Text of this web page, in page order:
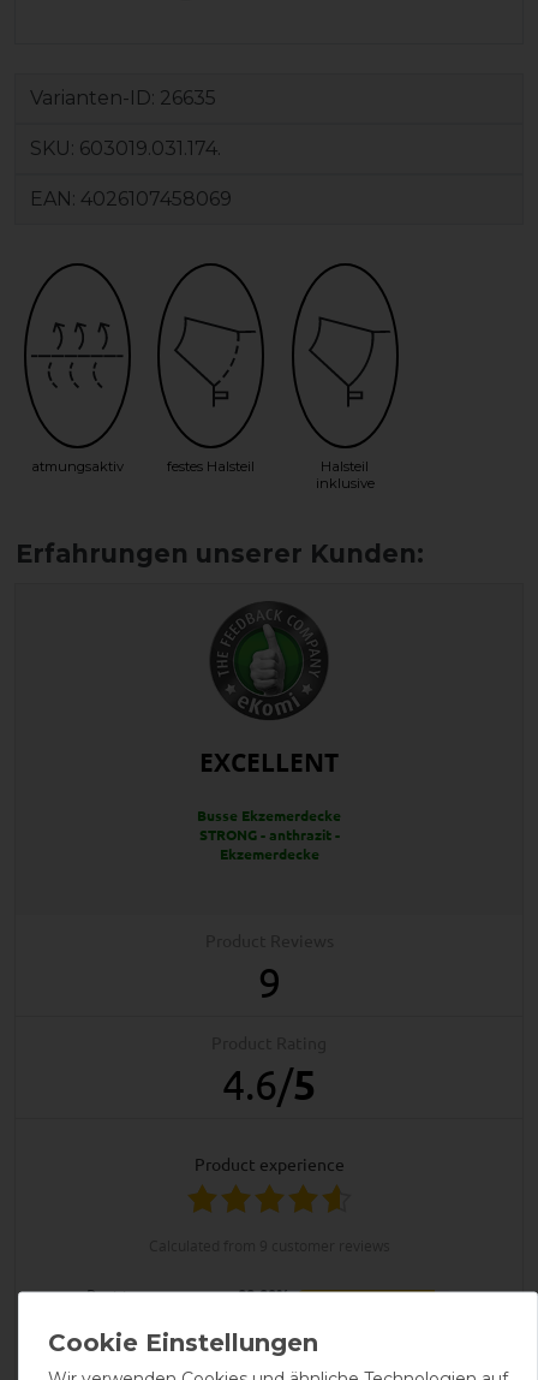
Varianten-ID: 26635
SKU: 603019.031.174.
EAN: 4026107458069
atmungsaktiv festes Halsteil
Halsteil
inklusive
EXCELLENT
Busse Ekzemerdecke
STRONG - anthrazit -
Ekzemerdecke
9
4.6/5
product experience
Positive
88.89%
Neutral
Negative
0%